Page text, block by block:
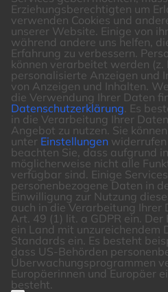
Erziehungsberechtigten um
verwenden Cookies und
unserer Website. Einige von
während andere uns helfen,
Erfahrung zu verbessern.
können verarbeitet werden (z.
personalisierte Anzeigen und
von Anzeigen und Inhalten.
die Verwendung Ihrer Daten
Datenschutzerklärung Es
in die Verarbeitung Ihrer
Angebot zu nutzen. Sie
unter Einstellungen widerrufen
beachten Sie, dass aufgrund
möglicherweise nicht alle
verfügbar sind. Einige
personenbezogene Daten in
Einwilligung zur Nutzung
auch in die Verarbeitung Ihrer
Art. 49 (1) lit. a GDPR ein.
ein Land mit unzureichendem
Standards ein. Es besteht
dass US-Behörden
Überwachungsprogrammen
Europäerinnen und Europäer
besteht.